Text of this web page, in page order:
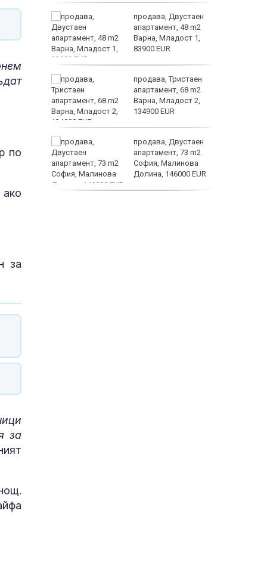
по
за
за
продава, Двустаен
апартамент, 48 m2
Варна, Младост 1,
83900 EUR
продава, Тристаен
апартамент, 68 m2
Варна, Младост 2,
134900 EUR
продава, Двустаен
апартамент, 73 m2
София, Малинова
Долина, 146000 EUR